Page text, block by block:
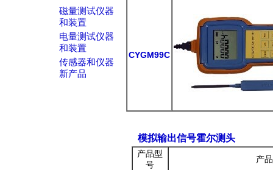
磁量测试仪器
和装置
电量测试仪器
和装置
传感器和仪器
新产品
CYGM99C
模拟输出信号霍尔测头
产品型
号
产